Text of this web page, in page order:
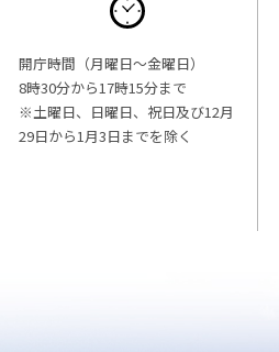
開庁時間（月曜日〜金曜日）
8時30分から17時15分まで
※土曜日、日曜日、祝日及び12月
29日から1月3日までを除く